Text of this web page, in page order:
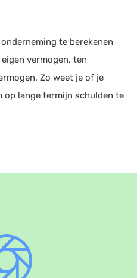
te berekenen
vermogen, ten
Zo weet je of je
op lange termijn schulden te